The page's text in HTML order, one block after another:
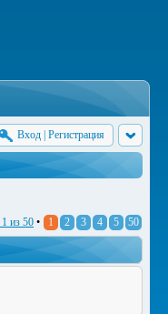
Вход Регистрация
1 из 50 • 1 2 3 4 5 50